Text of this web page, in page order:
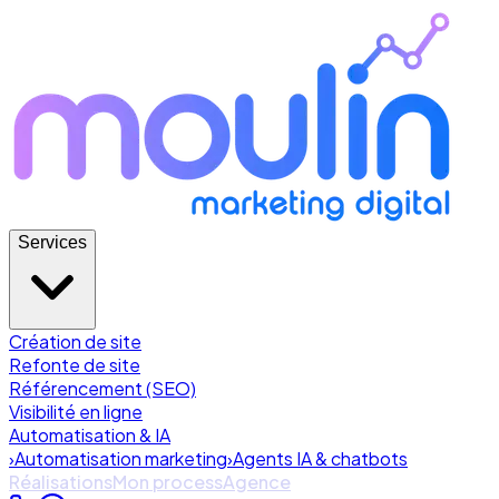
Services
Création de site
Refonte de site
Référencement (SEO)
Visibilité en ligne
Automatisation & IA
›Automatisation marketing›Agents IA & chatbots
RéalisationsMon processAgence